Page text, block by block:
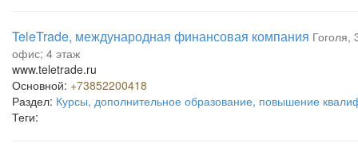
TeleTrade, международная финансовая компания Гоголя,
офис; 4 этаж
www.teletrade.ru
Основной: +73852200418
Раздел: Курсы, дополнительное образование, повышение
Теги: